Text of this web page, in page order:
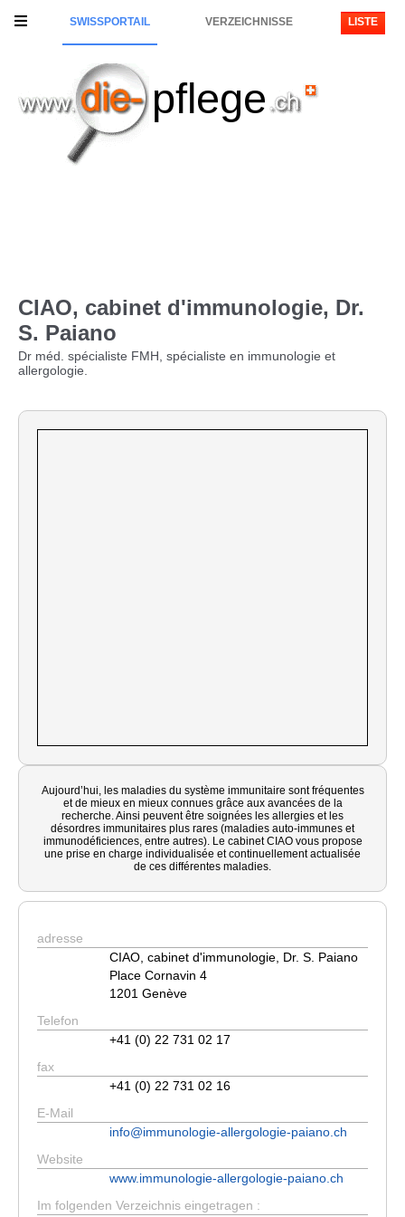
SWISSPORTAIL VERZEICHNISSE LISTE
pflege
CIAO, cabinet d'immunologie, Dr.
S. Paiano
Dr méd. spécialiste FMH, spécialiste en immunologie et
allergologie.
Aujourd’hui, les maladies du système immunitaire sont fréquentes
et de mieux en mieux connues grâce aux avancées de la
recherche. Ainsi peuvent être soignées les allergies et les
désordres immunitaires plus rares (maladies auto-immunes et
immunodéficiences, entre autres). Le cabinet CIAO vous propose
une prise en charge individualisée et continuellement actualisée
de ces différentes maladies.
adresse
CIAO, cabinet d'immunologie, Dr. S. Paiano
Place Cornavin 4
1201 Genève
Telefon
+41 (0) 22 731 02 17
fax
+41 (0) 22 731 02 16
E-Mail
info@immunologie-allergologie-paiano.ch
Website
www.immunologie-allergologie-paiano.ch
Im folgenden Verzeichnis eingetragen :